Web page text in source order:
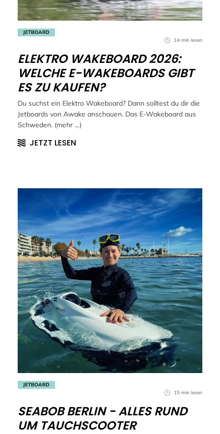
JETBOARD
14 min lesen
ELEKTRO WAKEBOARD 2026:
WELCHE E-WAKEBOARDS GIBT
ES ZU KAUFEN?
Du suchst ein Elektro Wakeboard? Dann solltest du dir die
Jetboards von Awake anschauen. Das E-Wakeboard aus
Schweden. (mehr …)
JETZT LESEN
JETBOARD
15 min lesen
SEABOB BERLIN - ALLES RUND
UM TAUCHSCOOTER